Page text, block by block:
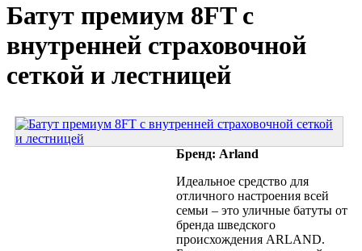
Батут премиум 8FT с
внутренней страховочной
сеткой и лестницей
Бренд: Arland
Идеальное средство для
отличного настроения всей
семьи – это уличные батуты от
бренда шведского
происхождения ARLAND.